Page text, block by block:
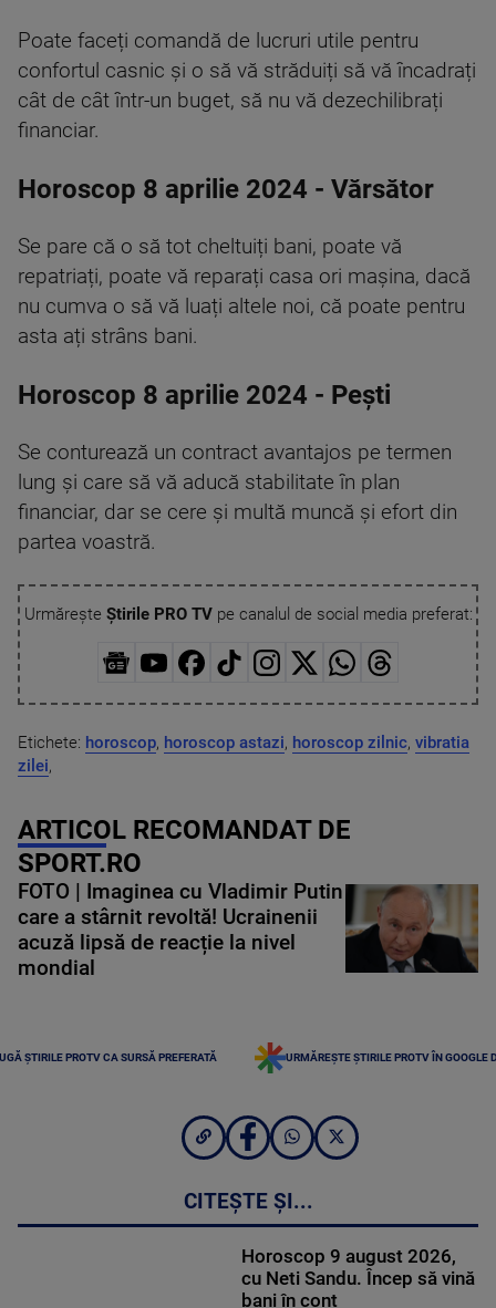
Poate faceți comandă de lucruri utile pentru
confortul casnic și o să vă străduiți să vă încadrați
cât de cât într-un buget, să nu vă dezechilibrați
financiar.
Horoscop 8 aprilie 2024 - Vărsător
Se pare că o să tot cheltuiți bani, poate vă
repatriați, poate vă reparați casa ori mașina, dacă
nu cumva o să vă luați altele noi, că poate pentru
asta ați strâns bani.
Horoscop 8 aprilie 2024 - Pești
Se conturează un contract avantajos pe termen
lung și care să vă aducă stabilitate în plan
financiar, dar se cere și multă muncă și efort din
partea voastră.
Urmărește Știrile PRO TVpe canalul de social media preferat:
Etichete: horoscop, horoscop astazi, horoscop zilnic, vibratia
zilei,
ARTICOL RECOMANDAT DE
SPORT.RO
FOTO | Imaginea cu Vladimir Putin
care a stârnit revoltă! Ucrainenii
acuză lipsă de reacție la nivel
mondial
ȘTIRILE PROTV CA SURSĂ PREFERATĂ URMĂREȘTE ȘTIRILE PROTV ÎN GOOGLE
CITEȘTE ȘI...
Horoscop 9 august 2026,
cu Neti Sandu. Încep să vină
bani în cont